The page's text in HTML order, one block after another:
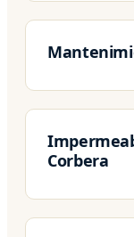
Corbera